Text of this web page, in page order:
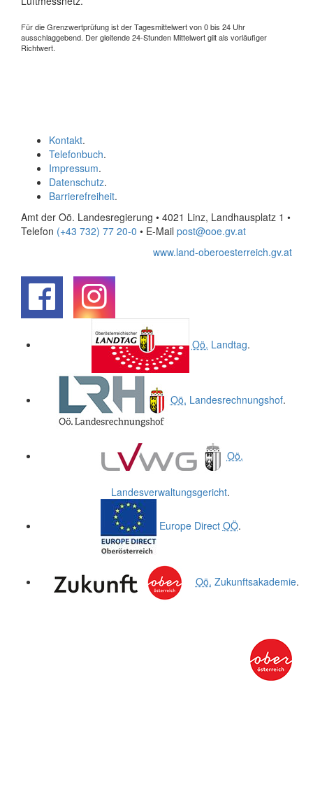
Für die Grenzwertprüfung ist der Tagesmittelwert von 0 bis 24 Uhr
ausschlaggebend. Der gleitende 24-Stunden Mittelwert gilt als vorläufiger
Richtwert.
Kontakt.
Telefonbuch.
Impressum.
Datenschutz.
Barrierefreiheit.
Amt der Oö. Landesregierung • 4021 Linz, Landhausplatz 1 •
Telefon (+43 732) 77 20-0 • E-Mail post@ooe.gv.at
www.land-oberoesterreich.gv.at
Oö. Landtag.
Oö. Landesrechnungshof.
Oö.
Landesverwaltungsgericht.
Europe Direct OÖ.
Oö. Zukunftsakademie.